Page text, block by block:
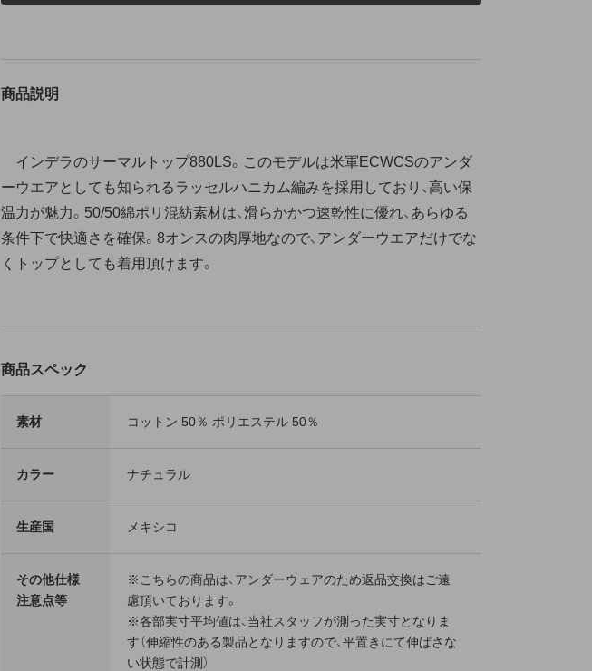
商品説明
インデラのサーマルトップ880LS。このモデルは米軍ECWCSのアンダ
ーウエアとしても知られるラッセルハニカム編みを採用しており、高い保
温力が魅力。50/50綿ポリ混紡素材は、滑らかかつ速乾性に優れ、あらゆる
条件下で快適さを確保。8オンスの肉厚地なので、アンダーウエアだけでな
くトップとしても着用頂けます。
商品スペック
素材 コットン 50％ ポリエステル 50％
カラー ナチュラル
生産国 メキシコ
その他仕様
注意点等
※こちらの商品は、アンダーウェアのため返品交換はご遠
慮頂いております。
※各部実寸平均値は、当社スタッフが測った実寸となりま
す（伸縮性のある製品となりますので、平置きにて伸ばさな
い状態で計測）